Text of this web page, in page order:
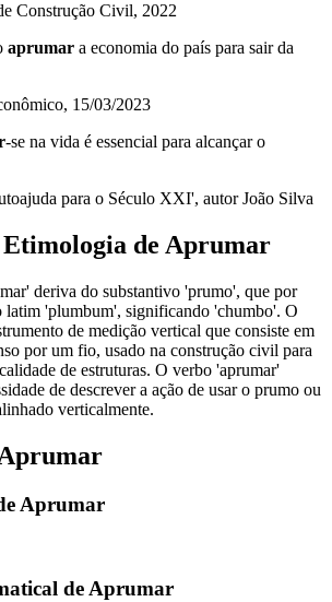
Construção Civil, 2022
aprumar a economia do país para sair da
15/03/2023
-se na vida é essencial para alcançar o
para o Século XXI', autor João Silva
de Aprumar
deriva do substantivo 'prumo', que por
latim 'plumbum', significando 'chumbo'. O
de medição vertical que consiste em
por um fio, usado na construção civil para
de estruturas. O verbo 'aprumar'
de descrever a ação de usar o prumo ou
verticalmente.
Aprumar
de Aprumar